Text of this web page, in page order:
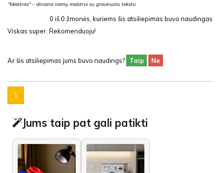
"Meistras" – dovana namų meistrui su graviruotu tekstu
0 iš0 žmonės, kuriems šis atsiliepimas buvo naudingas
Viskas super. Rekomenduoju!
Ar šis atsiliepimas jums buvo naudings? Taip Ne
1
Jums taip pat gali patikti